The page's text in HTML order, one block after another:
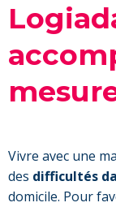
Vivre avec une
des difficultés
domicile. Pour